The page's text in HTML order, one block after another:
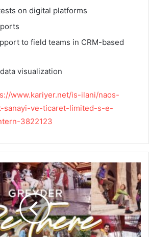
on digital platforms
to field teams in CRM-based
visualization
www.kariyer.net/is-ilani/naos-
sanayi-ve-ticaret-limited-s-e-
3822123